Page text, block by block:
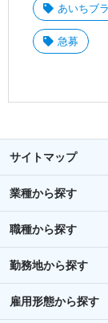
あいちブ
急募
サイトマップ
業種から探す
職種から探す
勤務地から探す
雇用形態から探す